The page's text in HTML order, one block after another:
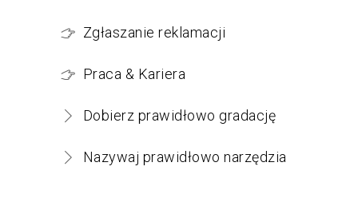
Zgłaszanie reklamacji
Praca & Kariera
Dobierz prawidłowo gradację
Nazywaj prawidłowo narzędzia